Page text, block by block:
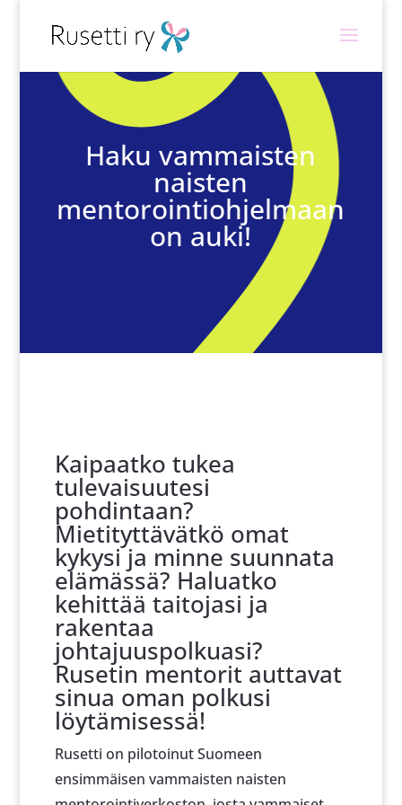
Haku vammaisten
naisten
mentorointiohjelmaan
on auki!
Kaipaatko tukea
tulevaisuutesi
pohdintaan?
Mietityttävätkö omat
kykysi ja minne suunnata
elämässä? Haluatko
kehittää taitojasi ja
rakentaa
johtajuuspolkuasi?
Rusetin mentorit auttavat
sinua oman polkusi
löytämisessä!
Rusetti on pilotoinut Suomeen
ensimmäisen vammaisten naisten